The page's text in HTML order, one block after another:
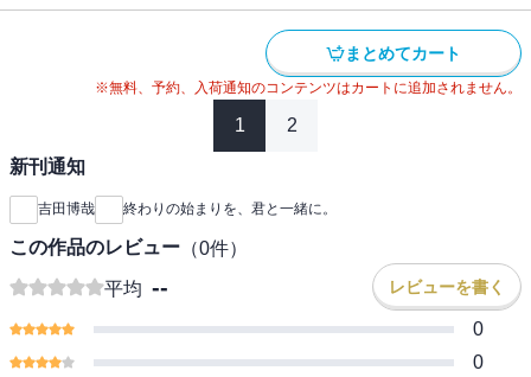
まとめてカート
※無料、予約、入荷通知のコンテンツはカートに追加されません。
1 2
新刊通知
吉田博哉 終わりの始まりを、君と一緒に。
この作品のレビュー （0件）
平均 -- レビューを書く
0
0